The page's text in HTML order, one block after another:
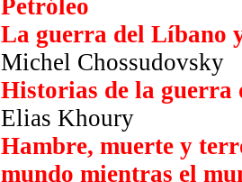
Petróleo
La guerra del Líbano
Michel Chossudovsky
Historias de la guerra
Elias Khoury
Hambre, muerte y
mundo mientras el